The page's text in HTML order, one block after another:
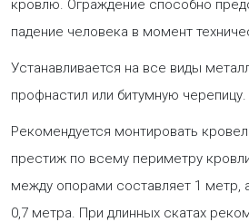
кровлю. Ограждение способно
падение человека в момент
Устанавливается на все виды
профнастил или битумную черепицу.
Рекомендуется монтировать
престиж по всему периметру
между опорами составляет 1 метр,
0,7 метра. При длинных скатах